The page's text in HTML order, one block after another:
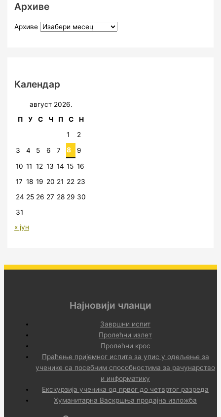
Архиве
Архиве
Календар
август 2026.
П
У С Ч П С
Н
1
2
3
4 5 6 7 8
9
10 11 12 13 14 15 16
17 18 19 20 21 22 23
24 25 26 27 28 29 30
31
« јун
Најновији чланци
Завршни испит
Пролећни излет
Пролећни крос
Праћење пријемног испита за упис у одељење за
ученике са посебним способностима за рачунарство
и информатику
Екскурзија ученика од првог до четвртог разреда
Хуманитарна Васкршња продајна изложба